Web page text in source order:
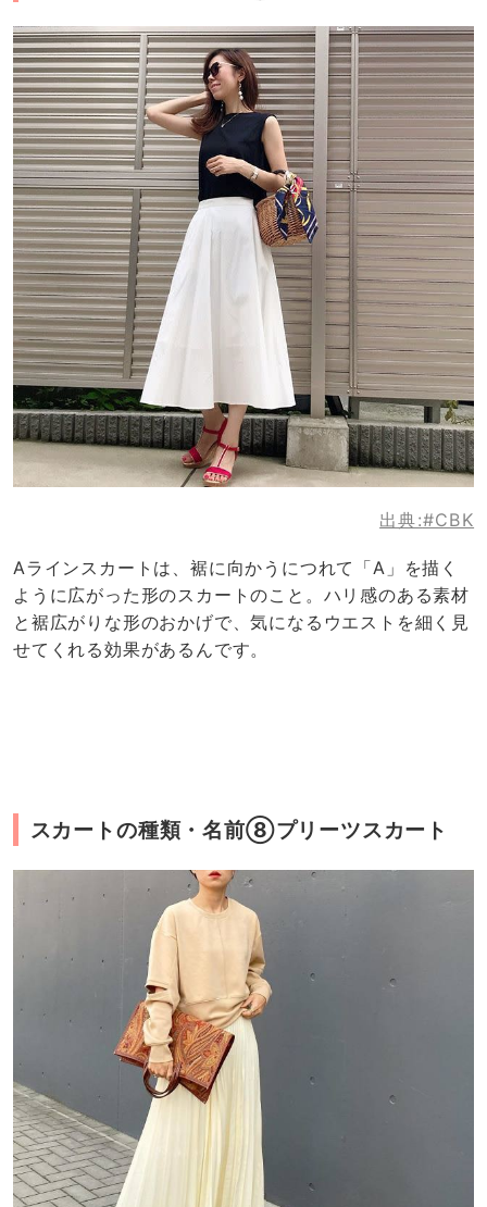
出典:#CBK
Aラインスカートは、裾に向かうにつれて「A」を描く
ように広がった形のスカートのこと。ハリ感のある素材
と裾広がりな形のおかげで、気になるウエストを細く見
せてくれる効果があるんです。
スカートの種類・名前⑧プリーツスカート